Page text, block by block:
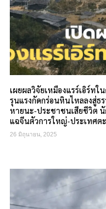
เผยผลวิจัยเหมืองแรร์เอิร์ทใ
รุนแรงกัดกร่อนหินไหลลงสู่ธ
หายนะ-ประชาชนเสียชีวิต
แฉจีนตัวการใหญ่-ประเทศต
26 มิถุนายน, 2025